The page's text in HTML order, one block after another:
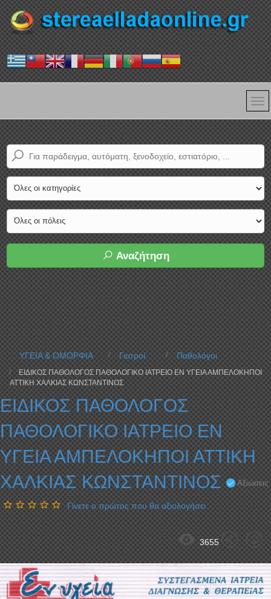
Αναζήτηση
ΥΓΕΙΑ & ΟΜΟΡΦΙΑ Γιατροί Παθολόγοι
ΕΙΔΙΚΟΣ ΠΑΘΟΛΟΓΟΣ ΠΑΘΟΛΟΓΙΚΟ ΙΑΤΡΕΙΟ ΕΝ ΥΓΕΙΑ ΑΜΠΕΛΟΚΗΠΟΙ
ΑΤΤΙΚΗ ΧΑΛΚΙΑΣ ΚΩΝΣΤΑΝΤΙΝΟΣ
ΕΙΔΙΚΟΣ ΠΑΘΟΛΟΓΟΣ
ΠΑΘΟΛΟΓΙΚΟ ΙΑΤΡΕΙΟ ΕΝ
ΥΓΕΙΑ ΑΜΠΕΛΟΚΗΠΟΙ ΑΤΤΙΚΗ
ΧΑΛΚΙΑΣ ΚΩΝΣΤΑΝΤΙΝΟΣ
Αξιώσεις
Γίνετε ο πρώτος που θα αξιολογήσει
3655